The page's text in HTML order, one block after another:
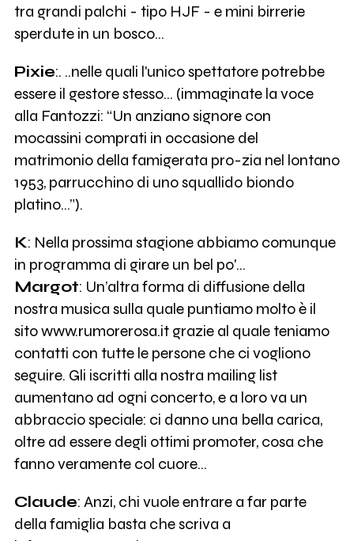
tra grandi palchi - tipo HJF - e mini birrerie
sperdute in un bosco...
Pixie:. ..nelle quali l'unico spettatore potrebbe
essere il gestore stesso... (immaginate la voce
alla Fantozzi: “Un anziano signore con
mocassini comprati in occasione del
matrimonio della famigerata pro-zia nel lontano
1953, parrucchino di uno squallido biondo
platino...”).
K: Nella prossima stagione abbiamo comunque
in programma di girare un bel po'…
Margot: Un’altra forma di diffusione della
nostra musica sulla quale puntiamo molto è il
sito www.rumorerosa.it grazie al quale teniamo
contatti con tutte le persone che ci vogliono
seguire. Gli iscritti alla nostra mailing list
aumentano ad ogni concerto, e a loro va un
abbraccio speciale: ci danno una bella carica,
oltre ad essere degli ottimi promoter, cosa che
fanno veramente col cuore...
Claude: Anzi, chi vuole entrare a far parte
della famiglia basta che scriva a